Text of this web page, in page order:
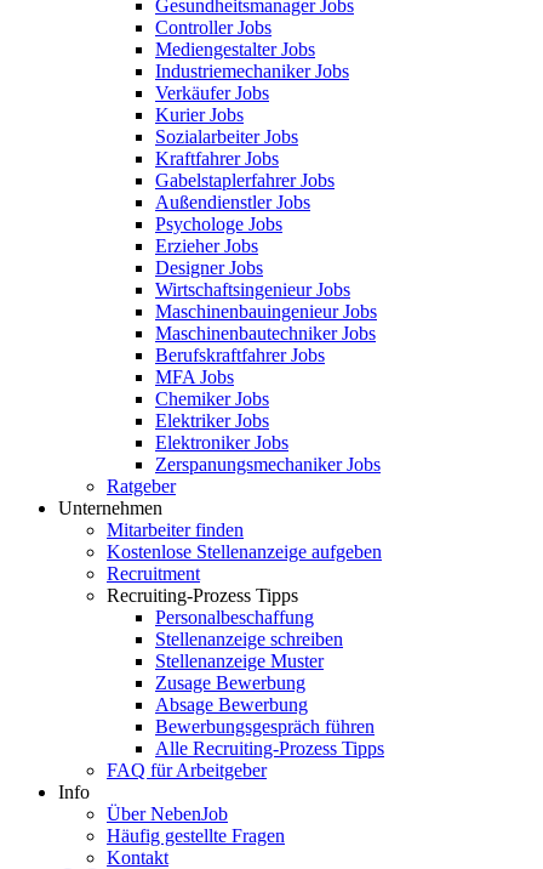
Gesundheitsmanager Jobs
Controller Jobs
Mediengestalter Jobs
Industriemechaniker Jobs
Verkäufer Jobs
Kurier Jobs
Sozialarbeiter Jobs
Kraftfahrer Jobs
Gabelstaplerfahrer Jobs
Außendienstler Jobs
Psychologe Jobs
Erzieher Jobs
Designer Jobs
Wirtschaftsingenieur Jobs
Maschinenbauingenieur Jobs
Maschinenbautechniker Jobs
Berufskraftfahrer Jobs
MFA Jobs
Chemiker Jobs
Elektriker Jobs
Elektroniker Jobs
Zerspanungsmechaniker Jobs
Ratgeber
Unternehmen
Mitarbeiter finden
Kostenlose Stellenanzeige aufgeben
Recruitment
Recruiting-Prozess Tipps
Personalbeschaffung
Stellenanzeige schreiben
Stellenanzeige Muster
Zusage Bewerbung
Absage Bewerbung
Bewerbungsgespräch führen
Alle Recruiting-Prozess Tipps
FAQ für Arbeitgeber
Info
Über NebenJob
Häufig gestellte Fragen
Kontakt